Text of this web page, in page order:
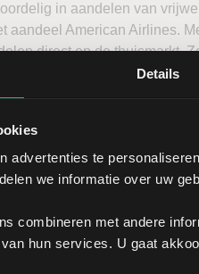
Details
advertenties te
we informatie over uw
combineren met andere
hun services. U gaat
in aandelen van
aandeel American Airlines.
direct op de thuismarkt.
doet u daarnaast via een
analyses kunt maken.
u een dalende koers en
alle voordelen van
brengt extra risico’s
onbeperkt oplopen. Het is
enkel te beleggen met